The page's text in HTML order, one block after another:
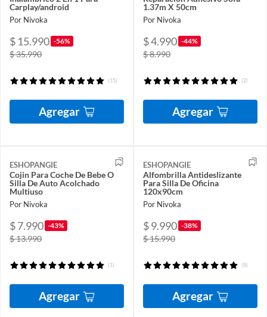
Carplay/android
Por Nivoka
$ 15.990 -56%
$ 35.990
(15)
Agregar
1.37m X 50cm
Por Nivoka
$ 4.990 -44%
$ 8.990
(2)
Agregar
ESHOPANGIE
Cojin Para Coche De Bebe O
Silla De Auto Acolchado
Multiuso
Por Nivoka
$ 7.990 -43%
$ 13.990
(1)
Agregar
ESHOPANGIE
Alfombrilla Antideslizante
Para Silla De Oficina
120x90cm
Por Nivoka
$ 9.990 -38%
$ 15.990
(8)
Agregar